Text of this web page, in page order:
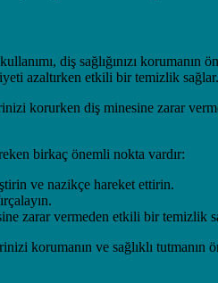
diş sağlığınızı
azaltırken etkili bir temizlik sağlar.
korurken diş minesine zarar
birkaç önemli nokta vardır:
ve nazikçe hareket ettirin.
zarar vermeden etkili bir temizlik
korumanın ve sağlıklı